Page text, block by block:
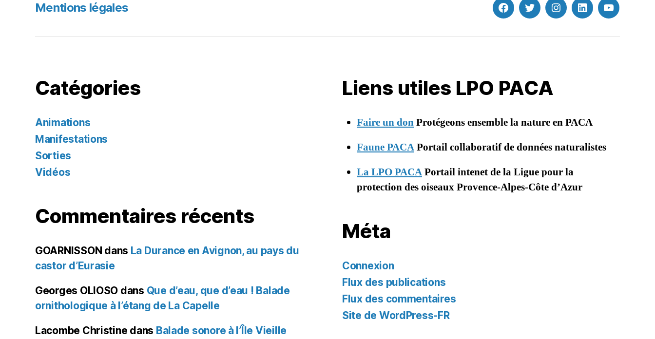
Mentions légales FacebookTwitterInstagramLinkedinYoutube
Catégories
Animations
Manifestations
Sorties
Vidéos
Commentaires récents
GOARNISSON dans La Durance en Avignon, au pays du
castor d’Eurasie
Georges OLIOSO dans Que d’eau, que d’eau ! Balade
ornithologique à l’étang de La Capelle
Lacombe Christine dans Balade sonore à l’Île Vieille
Liens utiles LPO PACA
Faire un donProtégeons ensemble la nature en PACA
Faune PACAPortail collaboratif de données naturalistes
La LPO PACAPortail intenet de la Ligue pour la
protection des oiseaux Provence-Alpes-Côte d’Azur
Méta
Connexion
Flux des publications
Flux des commentaires
Site de WordPress-FR